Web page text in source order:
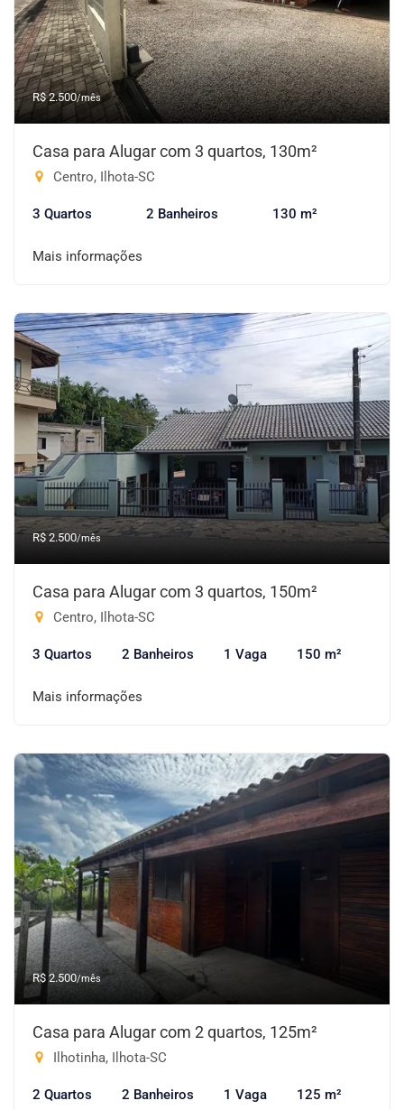
R$ 2.500/mês
Casa para Alugar com 3 quartos, 130m²
Centro, Ilhota-SC
3 Quartos 2 Banheiros 130 m²
Mais informações
R$ 2.500/mês
Casa para Alugar com 3 quartos, 150m²
Centro, Ilhota-SC
3 Quartos 2 Banheiros 1 Vaga 150 m²
Mais informações
R$ 2.500/mês
Casa para Alugar com 2 quartos, 125m²
Ilhotinha, Ilhota-SC
2 Quartos 2 Banheiros 1 Vaga 125 m²